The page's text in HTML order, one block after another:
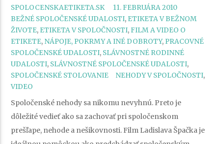
SPOLOCENSKAETIKETA.SK 11. FEBRUÁRA 2010
BEŽNÉ SPOLOČENSKÉ UDALOSTI, ETIKETA V BEŽNOM
ŽIVOTE, ETIKETA V SPOLOČNOSTI, FILM A VIDEO O
ETIKETE, NÁPOJE, POKRMY A INÉ DOBROTY, PRACOVNÉ
SPOLOČENSKÉ UDALOSTI, SLÁVNOSTNÉ RODINNÉ
UDALOSTI, SLÁVNOSTNÉ SPOLOČENSKÉ UDALOSTI,
SPOLOČENSKÉ STOLOVANIE
TAGS
NEHODY V SPOLOČNOSTI,
VIDEO
Spoločenské nehody sa nikomu nevyhnú. Preto je
dôležité vedieť ako sa zachovať pri spoločenskom
prešľape, nehode a nešikovnosti. Film Ladislava Špačka je